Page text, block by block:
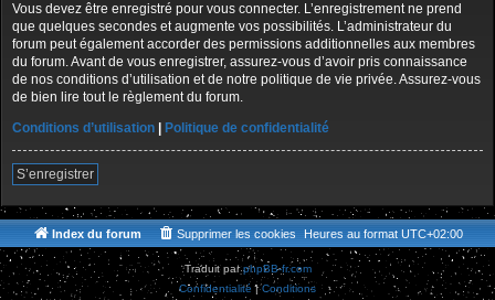
Vous devez être enregistré pour vous connecter. L’enregistrement ne prend
que quelques secondes et augmente vos possibilités. L’administrateur du
forum peut également accorder des permissions additionnelles aux membres
du forum. Avant de vous enregistrer, assurez-vous d’avoir pris connaissance
de nos conditions d’utilisation et de notre politique de vie privée. Assurez-vous
de bien lire tout le règlement du forum.
Conditions d’utilisation
Politique de confidentialité
S’enregistrer
Index du forum Heures au format UTC+02:00
Supprimer les cookies
Traduit parphpBB-fr.com
Confidentialité |Conditions